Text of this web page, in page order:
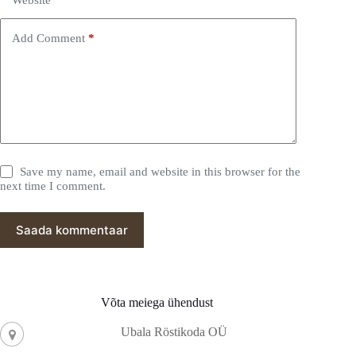
Add Comment *
Save my name, email and website in this browser for the
next time I comment.
Saada kommentaar
Võta meiega ühendust
Ubala Röstikoda OÜ